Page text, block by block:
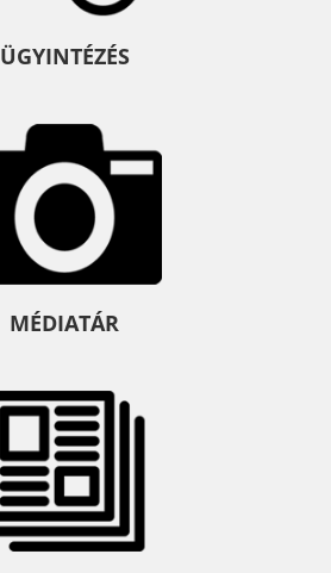
ÜGYINTÉZÉS
MÉDIATÁR